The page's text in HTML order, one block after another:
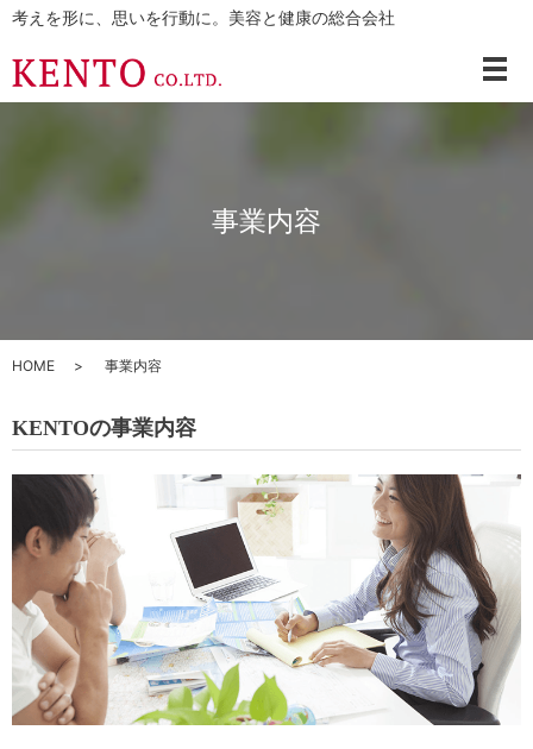
考えを形に、思いを行動に。美容と健康の総合会社
メ
事業内容
HOME 事業内容
KENTOの事業内容